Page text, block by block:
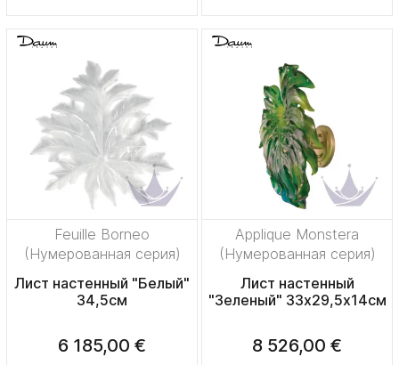
Feuille Borneo
(Нумерованная серия)
Лист настенный "Белый"
34,5см
6 185,00 €
Applique Monstera
(Нумерованная серия)
Лист настенный
"Зеленый" 33х29,5х14см
8 526,00 €